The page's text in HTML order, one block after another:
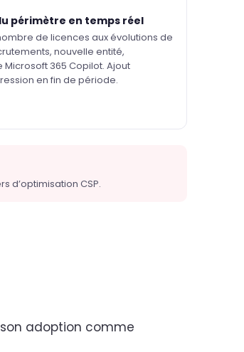
périmètre en temps réel
de licences aux évolutions de
nouvelle entité,
365 Copilot. Ajout
en fin de période.
d’optimisation CSP.
adoption comme